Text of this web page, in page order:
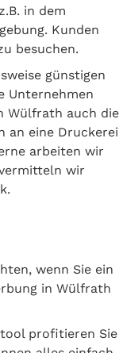
in dem
Kunden
besuchen.
günstigen
Unternehmen
Wülfrath auch die
an eine Druckerei
arbeiten wir
wir
wenn Sie ein
in Wülfrath
profitieren Sie